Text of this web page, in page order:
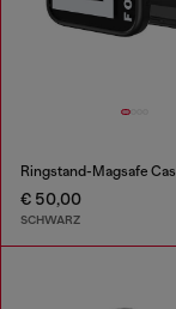
€ 50,00
SCHWARZ